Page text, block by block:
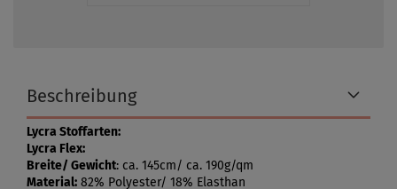
Beschreibung
Lycra Stoffarten:
Lycra Flex:
Breite/ Gewicht: ca. 145cm/ ca. 190g/qm
Material: 82% Polyester/ 18% Elasthan